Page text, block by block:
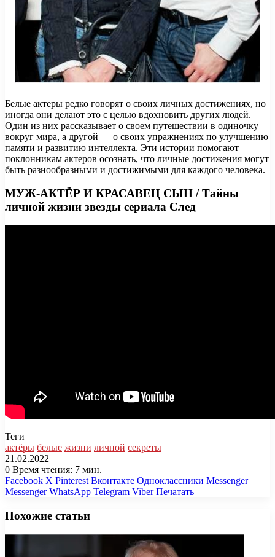
Белые актеры редко говорят о своих личных достижениях, но
иногда они делают это с целью вдохновить других людей.
Один из них рассказывает о своем путешествии в одиночку
вокруг мира, а другой — о своих упражнениях по улучшению
памяти и развитию интеллекта. Эти истории помогают
поклонникам актеров осознать, что личные достижения могут
быть разнообразными и достижимыми для каждого человека.
МУЖ-АКТЁР И КРАСАВЕЦ СЫН / Тайны
личной жизни звезды сериала След
Теги
актёры белые жизни личной секреты
21.02.2022
0 Время чтения: 7 мин.
Facebook X Pinterest Вконтакте Одноклассники Messenger
Messenger WhatsApp Telegram Viber Печатать
Похожие статьи